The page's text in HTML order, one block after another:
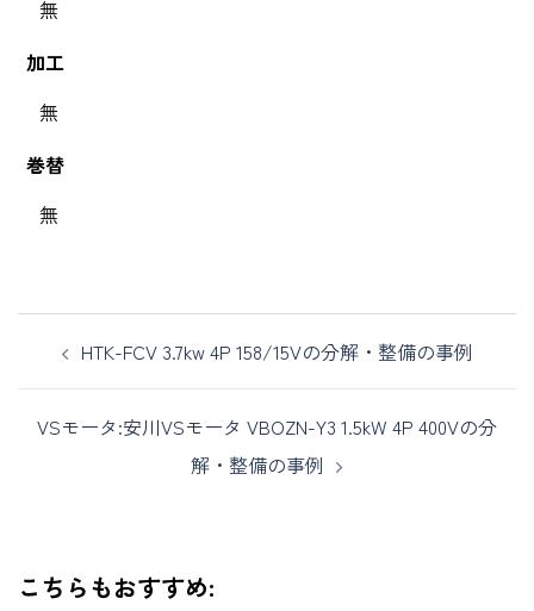
無
加工
無
巻替
無
HTK-FCV 3.7kw 4P 158/15Vの分解・整備の事例
VSモータ:安川VSモータ VBOZN-Y3 1.5kW 4P 400Vの分
解・整備の事例
こちらもおすすめ: